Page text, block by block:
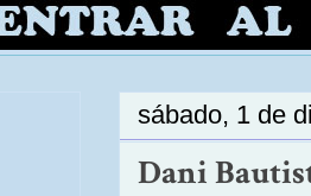
sábado, 1 de
Dani